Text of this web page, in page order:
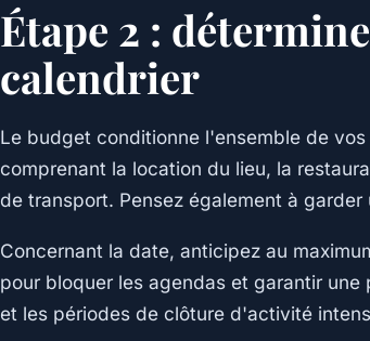
Étape 2 :
calendrier
Le budget conditionne l'ensemble de
comprenant la location du lieu, la
de transport. Pensez également à
Concernant la date, anticipez au
pour bloquer les agendas et garantir
et les périodes de clôture d'activité